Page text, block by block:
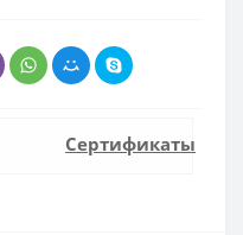
Сертификаты